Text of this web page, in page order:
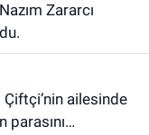
parasını